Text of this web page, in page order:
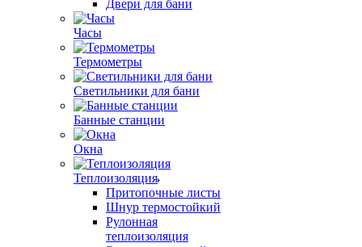
Двери для бани
Часы
Термометры
Светильники для бани
Банные станции
Окна
Теплоизоляция
Притопочные листы
Шнур термостойкий
Рулонная
теплоизоляция